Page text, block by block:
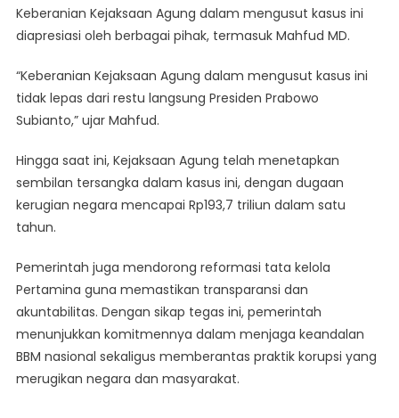
Keberanian Kejaksaan Agung dalam mengusut kasus ini
diapresiasi oleh berbagai pihak, termasuk Mahfud MD.
“Keberanian Kejaksaan Agung dalam mengusut kasus ini
tidak lepas dari restu langsung Presiden Prabowo
Subianto,” ujar Mahfud.
Hingga saat ini, Kejaksaan Agung telah menetapkan
sembilan tersangka dalam kasus ini, dengan dugaan
kerugian negara mencapai Rp193,7 triliun dalam satu
tahun.
Pemerintah juga mendorong reformasi tata kelola
Pertamina guna memastikan transparansi dan
akuntabilitas. Dengan sikap tegas ini, pemerintah
menunjukkan komitmennya dalam menjaga keandalan
BBM nasional sekaligus memberantas praktik korupsi yang
merugikan negara dan masyarakat.